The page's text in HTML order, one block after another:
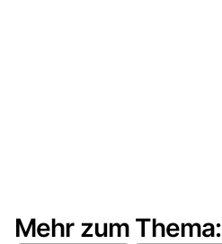
Mehr zum Thema: